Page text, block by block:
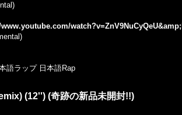
語ラップ 日本語Rap
(12'') (奇跡の新品未開封!!)